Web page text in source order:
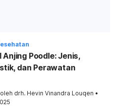
Anjing Poodle: Jenis,
dan Perawatan
drh. Hevin Vinandra Louqen •